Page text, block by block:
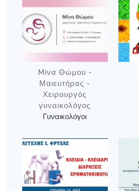
Mίνα Θώμου -
Μαιευτήρας -
Χειρουργός
γυναικολόγος
Γυναικολόγοι